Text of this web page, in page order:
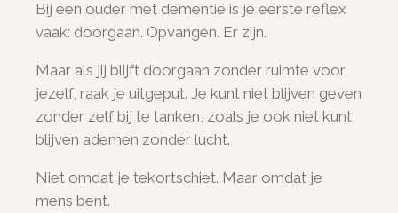
Bij een ouder met dementie is je eerste reflex
vaak: doorgaan. Opvangen. Er zijn.
Maar als jij blijft doorgaan zonder ruimte voor
jezelf, raak je uitgeput. Je kunt niet blijven geven
zonder zelf bij te tanken, zoals je ook niet kunt
blijven ademen zonder lucht.
Niet omdat je tekortschiet. Maar omdat je
mens bent.